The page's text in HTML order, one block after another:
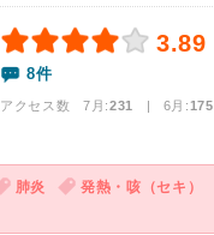
3.89
8件
アクセス数 7月:231 | 6月:175
肺炎 発熱・咳（セキ）